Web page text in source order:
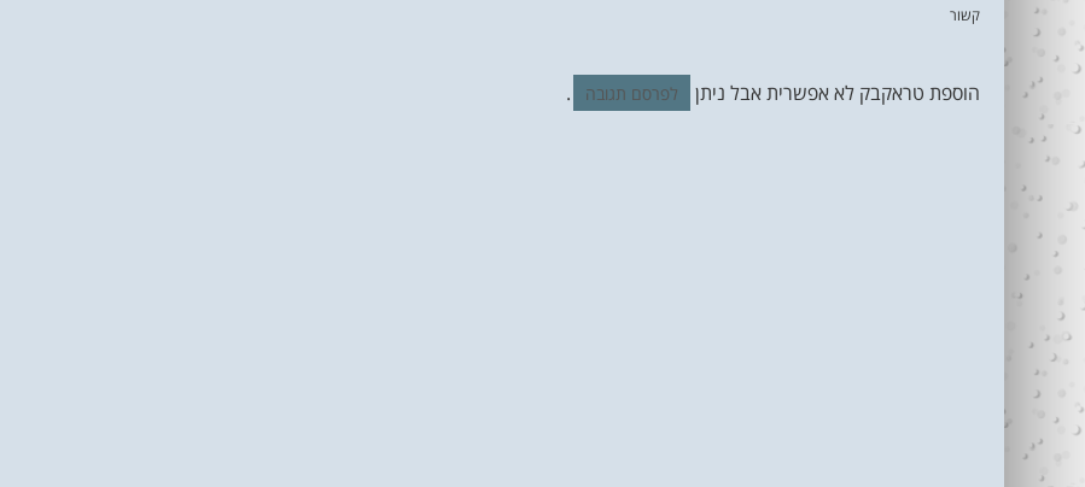
קשור
הוספת טראקבק לא אפשרית אבל ניתן לפרסם תגובה .